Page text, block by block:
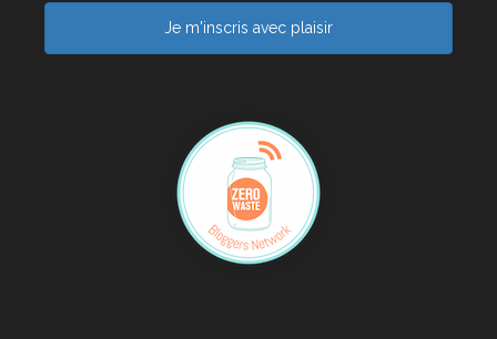
Je m'inscris avec plaisir